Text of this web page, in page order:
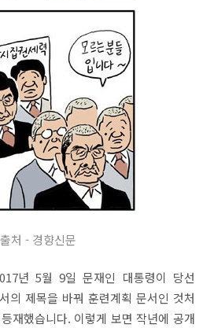
출처 - 경향신문
년 5월 9일 문재인 대통령이 당선
의 제목을 바꿔 훈련계획 문서인 것처
재했습니다. 이렇게 보면 작년에 공개